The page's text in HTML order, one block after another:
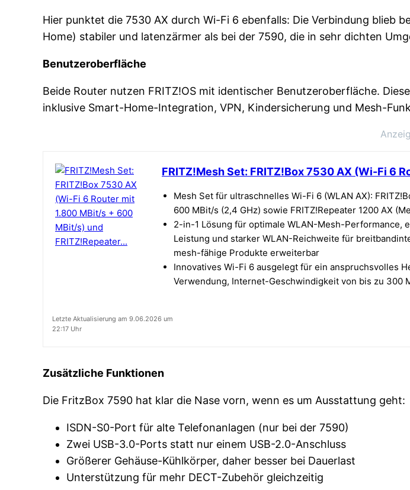
Hier punktet die 7530 AX durch Wi-Fi 6 ebenfalls: Die Verbindung blieb
Home) stabiler und latenzärmer als bei der 7590, die in sehr dichten
Benutzeroberfläche
Beide Router nutzen FRITZ!OS mit identischer Benutzeroberfläche.
inklusive Smart-Home-Integration, VPN, Kindersicherung und Mesh-
FRITZ!Mesh Set: FRITZ!Box 7530 AX (Wi-Fi 6
Mesh Set für ultraschnelles Wi-Fi 6 (WLAN AX):
600 MBit/s (2,4 GHz) sowie FRITZ!Repeater 1200 AX
2-in-1 Lösung für optimale WLAN-Mesh-Performance,
Leistung und starker WLAN-Reichweite für
mesh-fähige Produkte erweiterbar
Innovatives Wi-Fi 6 ausgelegt für ein anspruchsvolles
Verwendung, Internet-Geschwindigkeit von bis zu 300
Letzte Aktualisierung am 9.06.2026 um
22:17 Uhr
Zusätzliche Funktionen
Die FritzBox 7590 hat klar die Nase vorn, wenn es um Ausstattung geht:
ISDN-S0-Port für alte Telefonanlagen (nur bei der 7590)
Zwei USB-3.0-Ports statt nur einem USB-2.0-Anschluss
Größerer Gehäuse-Kühlkörper, daher besser bei Dauerlast
Unterstützung für mehr DECT-Zubehör gleichzeitig